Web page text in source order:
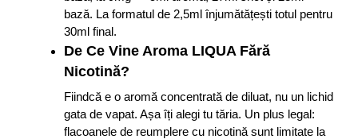
bază. La formatul de 2,5ml înjumătățești totul pentru
30ml final.
De Ce Vine Aroma LIQUA Fără
Nicotină?
Fiindcă e o aromă concentrată de diluat, nu un lichid
gata de vapat. Așa îți alegi tu tăria. Un plus legal:
flacoanele de reumplere cu nicotină sunt limitate la